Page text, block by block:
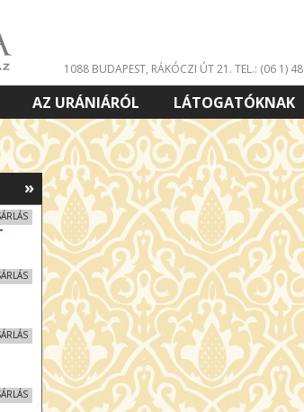
1088 BUDAPEST, RÁKÓCZI ÚT 21. TEL.: (06 1)
AZ URÁNIÁRÓL LÁTOGATÓKNAK
»